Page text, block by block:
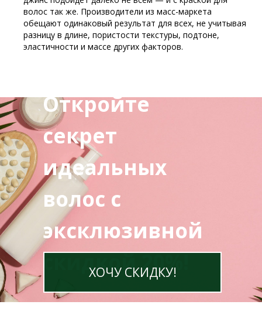
волос так же. Производители из масс-маркета
обещают одинаковый результат для всех, не учитывая
разницу в длине, пористости текстуры, подтоне,
эластичности и массе других факторов.
Откройте
секрет
идеальных
волос с
эксклюзивной
скидкой 20%!
ХОЧУ СКИДКУ!